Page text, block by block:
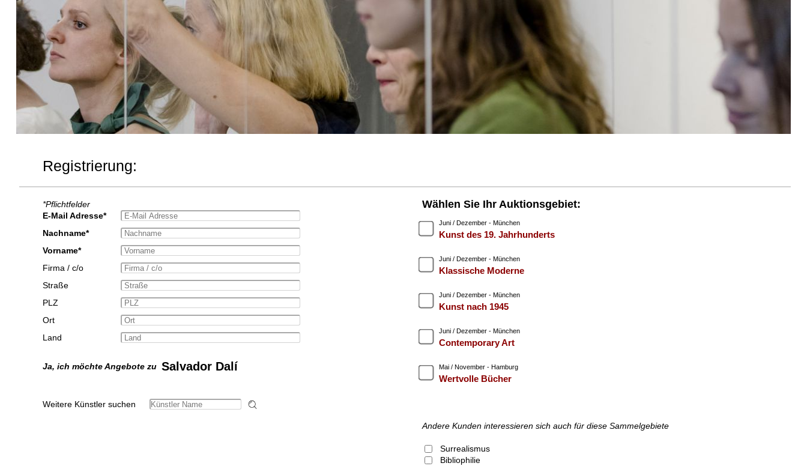
Registrierung:
*Pflichtfelder
E-Mail Adresse*
Nachname*
Vorname*
Firma / c/o
Straße
PLZ
Ort
Land
Ja, ich möchte Angebote zu Salvador Dalí
Weitere Künstler suchen
Wählen Sie Ihr Auktionsgebiet:
Juni / Dezember - München
Kunst des 19. Jahrhunderts
Juni / Dezember - München
Klassische Moderne
Juni / Dezember - München
Kunst nach 1945
Juni / Dezember - München
Contemporary Art
Mai / November - Hamburg
Wertvolle Bücher
Andere Kunden interessieren sich auch für diese Sammelgebiete
Surrealismus
Bibliophilie